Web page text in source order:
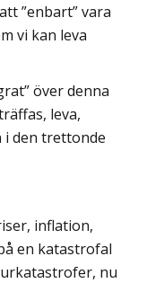
”enbart” vara
vi kan leva
över denna
leva,
i den trettonde
inflation,
en katastrofal
nu